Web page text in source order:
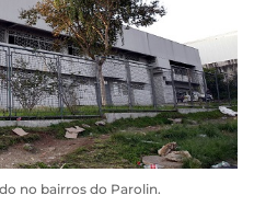
no bairros do Parolin.